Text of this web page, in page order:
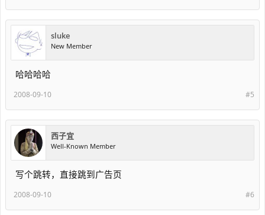
sluke
New Member
哈哈哈哈
#5
2008-09-10
西子宜
Well-Known Member
写个跳转，直接跳到广告页
#6
2008-09-10